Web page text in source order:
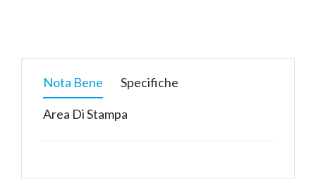
Nota Bene Specifiche
Area Di Stampa